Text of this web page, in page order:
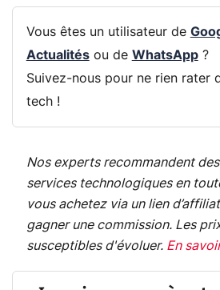
Vous êtes un utilisateur de
Actualitésou de WhatsApp?
Suivez-nous pour ne rien rater
tech !
Nos experts recommandent
services technologiques en
vous achetez via un lien
gagner une commission. Les
susceptibles d'évoluer. En